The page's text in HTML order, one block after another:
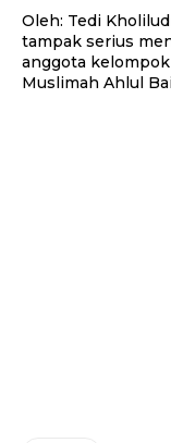
Oleh: Tedi Kholiludin Ustadzah Aminah bin
tampak serius
anggota
Muslimah Ahlul